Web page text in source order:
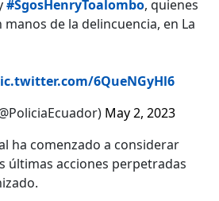
#SgosHenryToalombo, quienes
de la delincuencia, en La
6QueNGyHl6
May 2, 2023
ha comenzado a considerar
últimas acciones perpetradas